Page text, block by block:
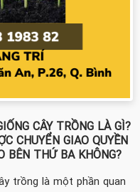
CÂY TRỒNG LÀ GÌ?
CHUYỂN GIAO QUYỀN
BÊN THỨ BA KHÔNG?
trồng là một phần quan